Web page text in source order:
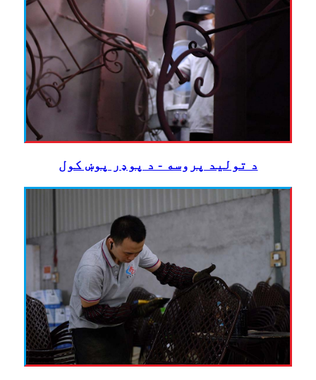
د تولید پروسه - د پوډر پوښ کول